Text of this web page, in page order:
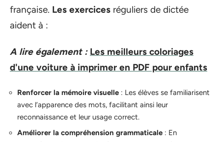
française. Les exercices réguliers de dictée
aident à :
A lire également : Les meilleurs coloriages
d'une voiture à imprimer en PDF pour enfants
Renforcer la mémoire visuelle : Les élèves se familiarisent
avec l’apparence des mots, facilitant ainsi leur
reconnaissance et leur usage correct.
Améliorer la compréhension grammaticale : En